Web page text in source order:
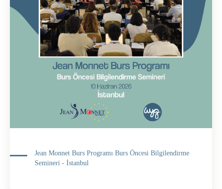
Jean Monnet Burs Programı Burs Öncesi Bilgilendirme
Semineri - İstanbul